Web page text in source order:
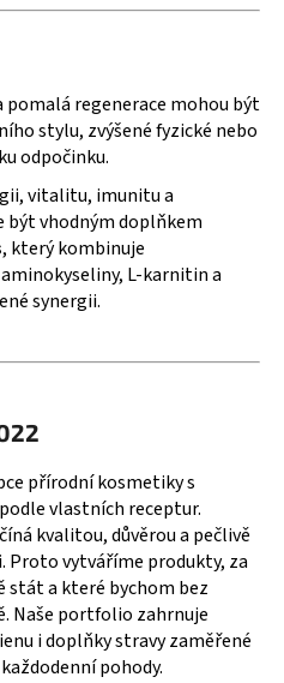
pomalá regenerace mohou být
stylu, zvýšené fyzické nebo
odpočinku.
vitalitu, imunitu a
být vhodným doplňkem
, který kombinuje
L-karnitin a
synergii.
přírodní kosmetiky s
vlastních receptur.
kvalitou, důvěrou a pečlivě
Proto vytváříme produkty, za
stát a které bychom bez
Naše portfolio zahrnuje
i doplňky stravy zaměřené
pohody.